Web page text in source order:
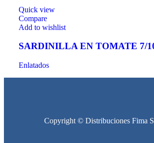
Quick view
Compare
Add to wishlist
SARDINILLA EN TOMATE 7/
Enlatados
Copyright © Distribuciones Fima